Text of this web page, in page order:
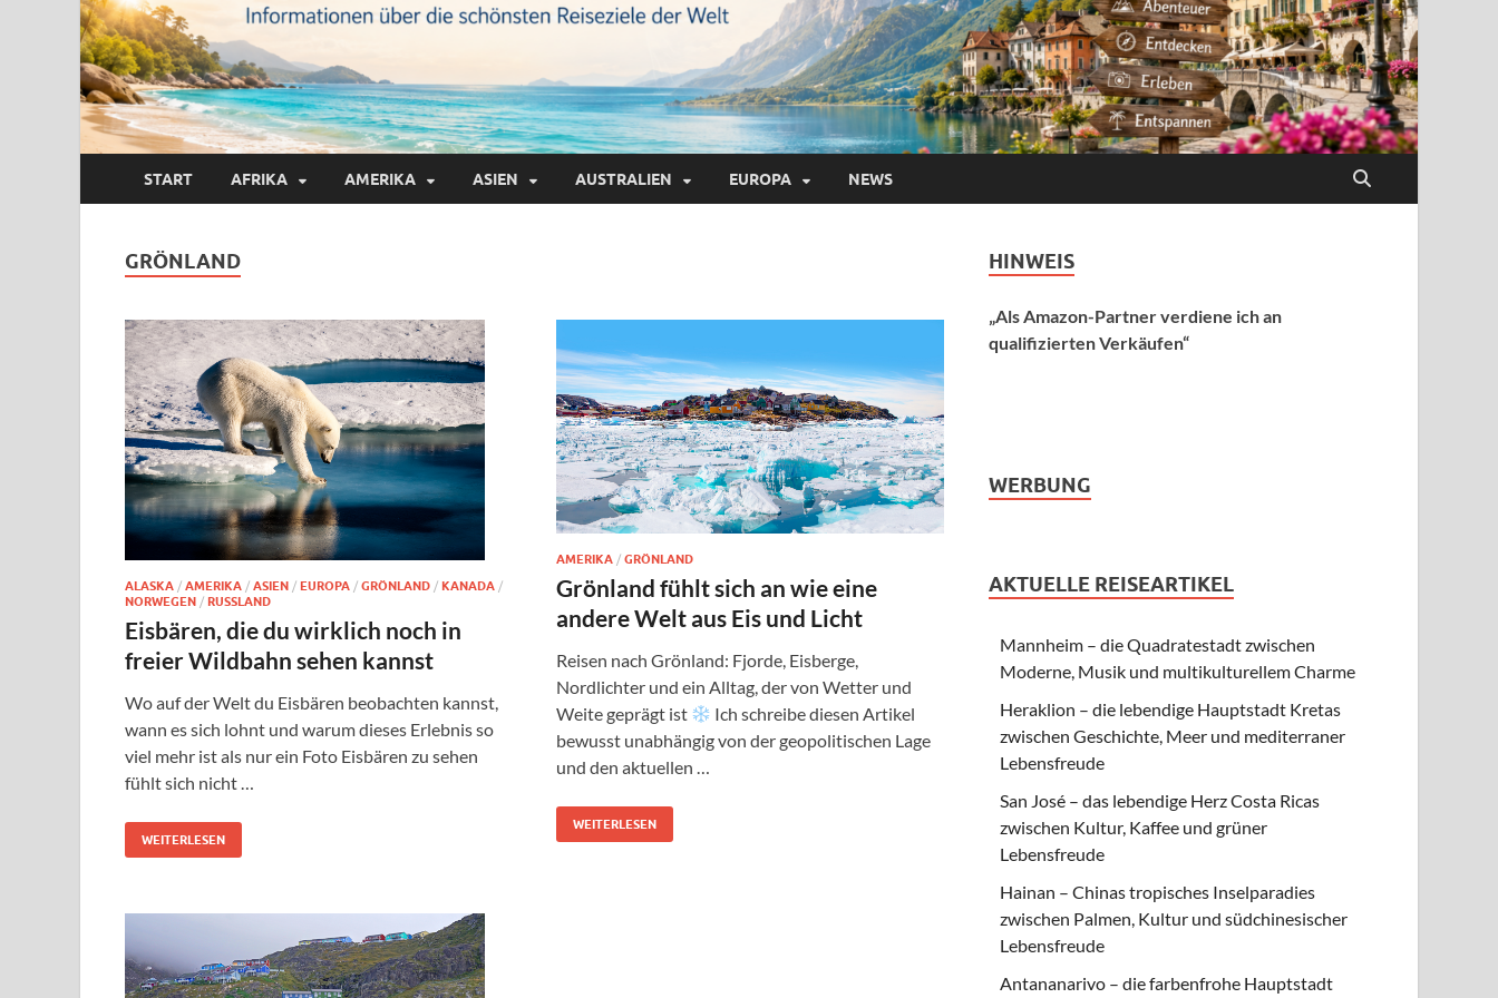
START AFRIKA AMERIKA ASIEN AUSTRALIEN EUROPA NEWS
GRÖNLAND
ALASKA / AMERIKA / ASIEN / EUROPA / GRÖNLAND / KANADA /
NORWEGEN / RUSSLAND
Eisbären, die du wirklich noch in
freier Wildbahn sehen kannst
Wo auf der Welt du Eisbären beobachten kannst,
wann es sich lohnt und warum dieses Erlebnis so
viel mehr ist als nur ein Foto Eisbären zu sehen
fühlt sich nicht …
WEITERLESEN
AMERIKA / GRÖNLAND
Grönland fühlt sich an wie eine
andere Welt aus Eis und Licht
Reisen nach Grönland: Fjorde, Eisberge,
Nordlichter und ein Alltag, der von Wetter und
Weite geprägt ist
Ich schreibe diesen Artikel
bewusst unabhängig von der geopolitischen Lage
und den aktuellen …
WEITERLESEN
HINWEIS
„Als Amazon-Partner verdiene ich an
qualifizierten Verkäufen“
WERBUNG
AKTUELLE REISEARTIKEL
Mannheim – die Quadratestadt zwischen
Moderne, Musik und multikulturellem Charme
Heraklion – die lebendige Hauptstadt Kretas
zwischen Geschichte, Meer und mediterraner
Lebensfreude
San José – das lebendige Herz Costa Ricas
zwischen Kultur, Kaffee und grüner
Lebensfreude
Hainan – Chinas tropisches Inselparadies
zwischen Palmen, Kultur und südchinesischer
Lebensfreude
Antananarivo – die farbenfrohe Hauptstadt